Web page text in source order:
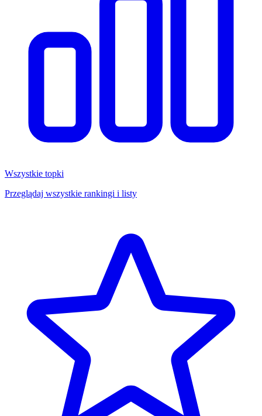
Wszystkie topki
Przeglądaj wszystkie rankingi i listy